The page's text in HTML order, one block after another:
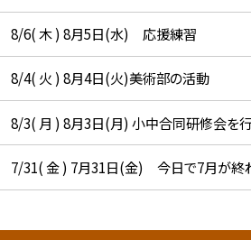
8/6( 木 ) 8月5日(水) 応援練習
8/4( 火 ) 8月4日(火)美術部の活動
8/3( 月 ) 8月3日(月) 小中合同研修会を
7/31( 金 ) 7月31日(金) 今日で7月が終